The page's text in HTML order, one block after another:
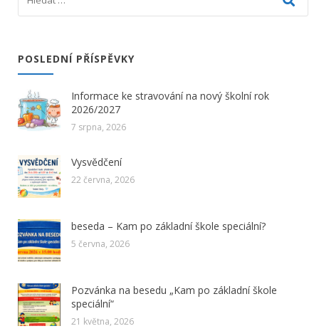
POSLEDNÍ PŘÍSPĚVKY
Informace ke stravování na nový školní rok
2026/2027
7 srpna, 2026
Vysvědčení
22 června, 2026
beseda – Kam po základní škole speciální?
5 června, 2026
Pozvánka na besedu „Kam po základní škole
speciální“
21 května, 2026